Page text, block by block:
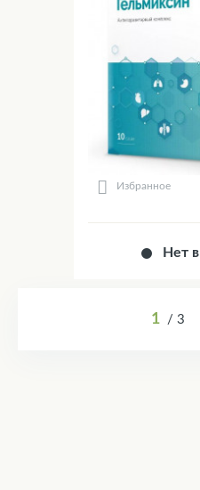
Избранное
Нет
1 3